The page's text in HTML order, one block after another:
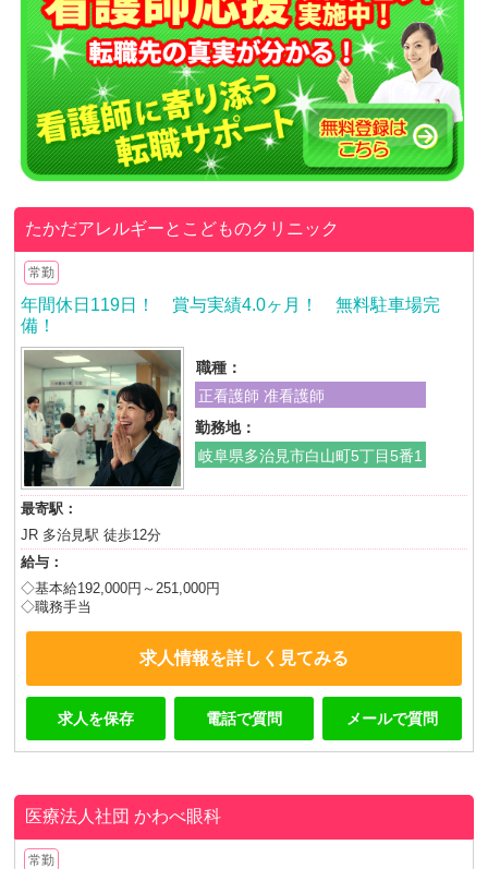
たかだアレルギーとこどものクリニック
常勤
年間休日119日！ 賞与実績4.0ヶ月！ 無料駐車場完
備！
職種：
正看護師 准看護師
勤務地：
岐阜県多治見市白山町5丁目5番1
最寄駅：
JR 多治見駅 徒歩12分
給与：
◇基本給192,000円～251,000円
◇職務手当
求人情報を詳しく見てみる
求人を保存 電話で質問 メールで質問
医療法人社団かわべ眼科
常勤